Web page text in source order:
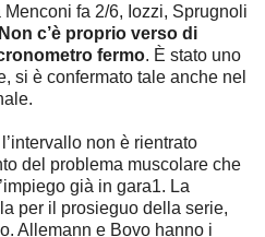
fa 2/6, Iozzi, Sprugnoli
Non c’è proprio verso di
fermo. È stato uno
si è confermato tale anche nel
non è rientrato
del problema muscolare che
già in gara1. La
per il prosieguo della serie,
Allemann e Bovo hanno i